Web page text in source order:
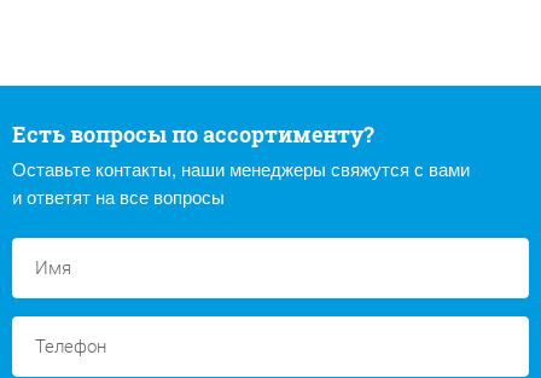
Есть вопросы по ассортименту?
Оставьте контакты, наши менеджеры свяжутся с вами
и ответят на все вопросы